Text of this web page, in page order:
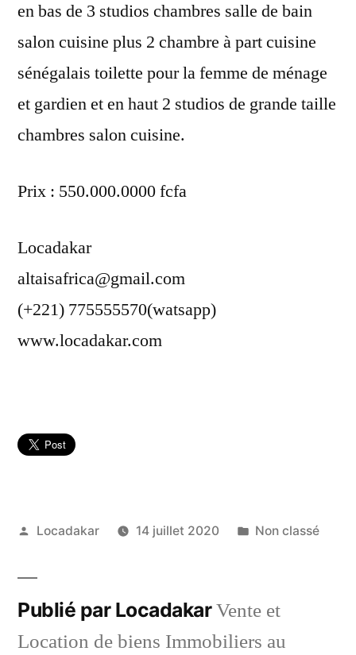
en bas de 3 studios chambres salle de bain
salon cuisine plus 2 chambre à part cuisine
sénégalais toilette pour la femme de ménage
et gardien et en haut 2 studios de grande taille
chambres salon cuisine.
Prix : 550.000.0000 fcfa
Locadakar
altaisafrica@gmail.com
(+221) 775555570(watsapp)
www.locadakar.com
Publié
Locadakar 14 juillet 2020
Publié
Non classé
Publié par LocadakarVente et
Location de biens Immobiliers au